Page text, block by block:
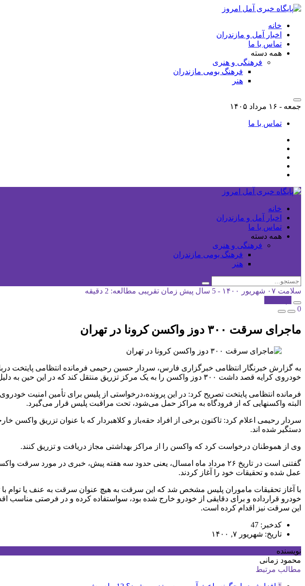
خانه
اخبار آمل و مازندران
تماس با ما
همه دسته
فرهنگی و هنری
فرهنگ بومی مازندران
هنر
جمعه - ۱۶ مرداد ۱۴۰۵
تماس با ما
خانه
اخبار آمل و مازندران
تماس با ما
همه دسته
فرهنگی و هنری
فرهنگ بومی مازندران
هنر
سلامت ۰۷ شهریور ۱۴۰۰ - 5 سال پیش
زمان تقریبی مطالعه: 2 دقیقه
0
ماجرای سرقت ۳۰۰ دوز واکسن کرونا در تهران
به گزارش خبرنگار انتظامی خبرگزاری فارس، سردار حسین رحیمی فرمانده انتظامی پایتخت
خودروی کرایه قصد داشت ۳۰۰ دوز واکسن را به یک مرکز تزریق منتقل کند که در این حین به دلیل بی‌موالاتی ، ۳۰۰ دوز واکسن به سرقت رفت.
فرمانده انتظامی پایتخت تصریح کرد: در این پرونده،درخواستی از پلیس برای تأمین امنیت
البته واکسنهایی که از فرودگاه به مراکز حمل می‌شود، تحت مراقبت پلیس قرار می‌گیرد.
سردار رحیمی اعلام کرد: تاکنون برخی از افراد حقه‌باز و کلاهبردار که با عنوان تزریق
دستگیر شده اند.
وی از هموطنان درخواست کرد که واکسن را از مراکز بهداشتی مجاز دریافت و تزریق کنند.
گفتنی است در تاریخ ۲۶ مرداد ماه امسال، یعنی حدود سه هفته پیش، خبری در مورد سرقت واکسن
عمل شده و تحقیقات خود را آغاز کردند.
با آغاز تحقیقات ماموران پلیس مشخص شد که این سرقت به هیچ عنوان سرقت به عنف یا توام
خودرو قرارداده و برای دقایقی از خودرو خارج شده بود، سواستفاده کرده و در فرصتی
این سرقت نیز اقدام کرده است.
کدخبر: 47
تاریخ: شهریور ۷, ۱۴۰۰
نویسنده
محمود زمانی
مطالب مرتبط